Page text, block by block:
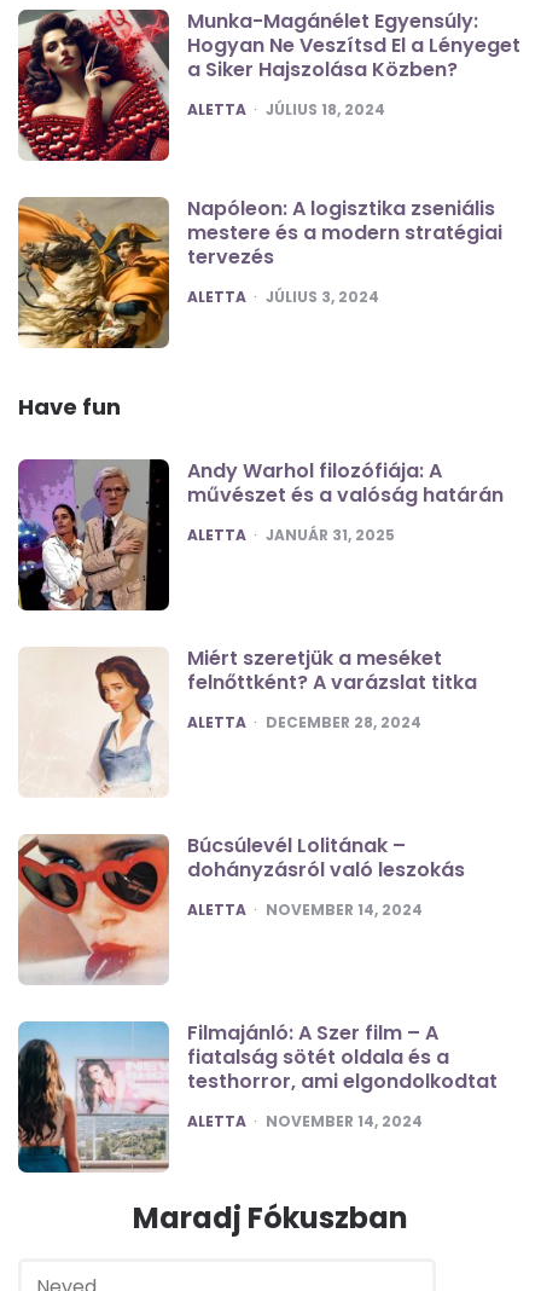
Munka-Magánélet Egyensúly:
Hogyan Ne Veszítsd El a Lényeget
a Siker Hajszolása Közben?
POSTED
ALETTA JÚLIUS 18, 2024
Napóleon: A logisztika zseniális
mestere és a modern stratégiai
tervezés
POSTED
ALETTA JÚLIUS 3, 2024
Have fun
Andy Warhol filozófiája: A
művészet és a valóság határán
POSTED
ALETTA JANUÁR 31, 2025
Miért szeretjük a meséket
felnőttként? A varázslat titka
POSTED
ALETTA DECEMBER 28, 2024
Búcsúlevél Lolitának –
dohányzásról való leszokás
POSTED
ALETTA NOVEMBER 14, 2024
Filmajánló: A Szer film – A
fiatalság sötét oldala és a
testhorror, ami elgondolkodtat
POSTED
ALETTA NOVEMBER 14, 2024
Maradj Fókuszban